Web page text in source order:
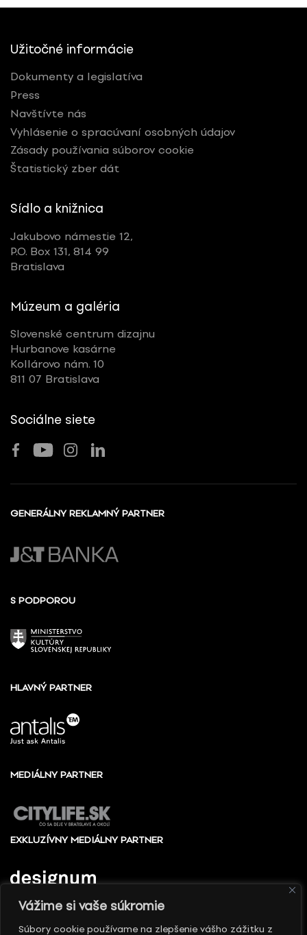
Vážime si vaše súkromie
Súbory cookie používame na zlepšenie vášho zážitku z
Užitočné informácie
Dokumenty a legislatíva
Press
Navštívte nás
Vyhlásenie o spracúvaní osobných údajov
Zásady používania súborov cookie
Štatistický zber dát
Sídlo a knižnica
Jakubovo námestie 12,
P.O. Box 131, 814 99
Bratislava
Múzeum a galéria
Slovenské centrum dizajnu
Hurbanove kasárne
Kollárovo nám. 10
811 07 Bratislava
Sociálne siete
GENERÁLNY REKLAMNÝ PARTNER
S PODPOROU
HLAVNÝ PARTNER
MEDIÁLNY PARTNER
EXKLUZÍVNY MEDIÁLNY PARTNER